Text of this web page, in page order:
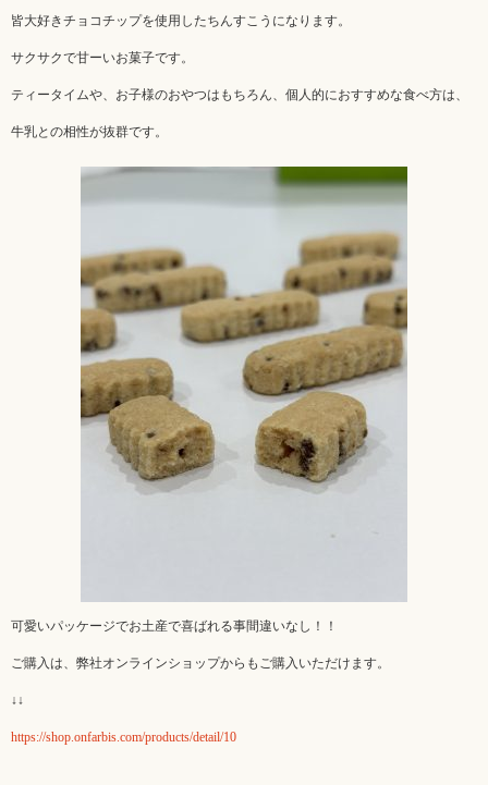
皆大好きチョコチップを使用したちんすこうになります。
サクサクで甘ーいお菓子です。
ティータイムや、お子様のおやつはもちろん、個人的におすすめな食べ方は、
牛乳との相性が抜群です。
可愛いパッケージでお土産で喜ばれる事間違いなし！！
ご購入は、弊社オンラインショップからもご購入いただけます。
↓↓
https://shop.onfarbis.com/products/detail/10